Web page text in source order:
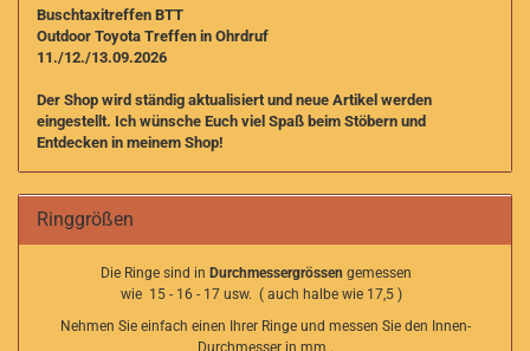
Buschtaxitreffen BTT
Outdoor Toyota Treffen in Ohrdruf
11./12./13.09.2026
Der Shop wird ständig aktualisiert und neue Artikel werden
eingestellt. Ich wünsche Euch viel Spaß beim Stöbern und
Entdecken in meinem Shop!
Ringgrößen
Die Ringe sind in Durchmessergrössen gemessen
wie 15 - 16 - 17 usw. ( auch halbe wie 17,5 )
Nehmen Sie einfach einen Ihrer Ringe und messen Sie den Innen-
Durchmesser in mm .